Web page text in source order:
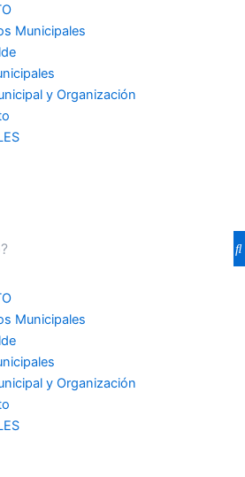
Municipales
y Organización
Municipales
y Organización